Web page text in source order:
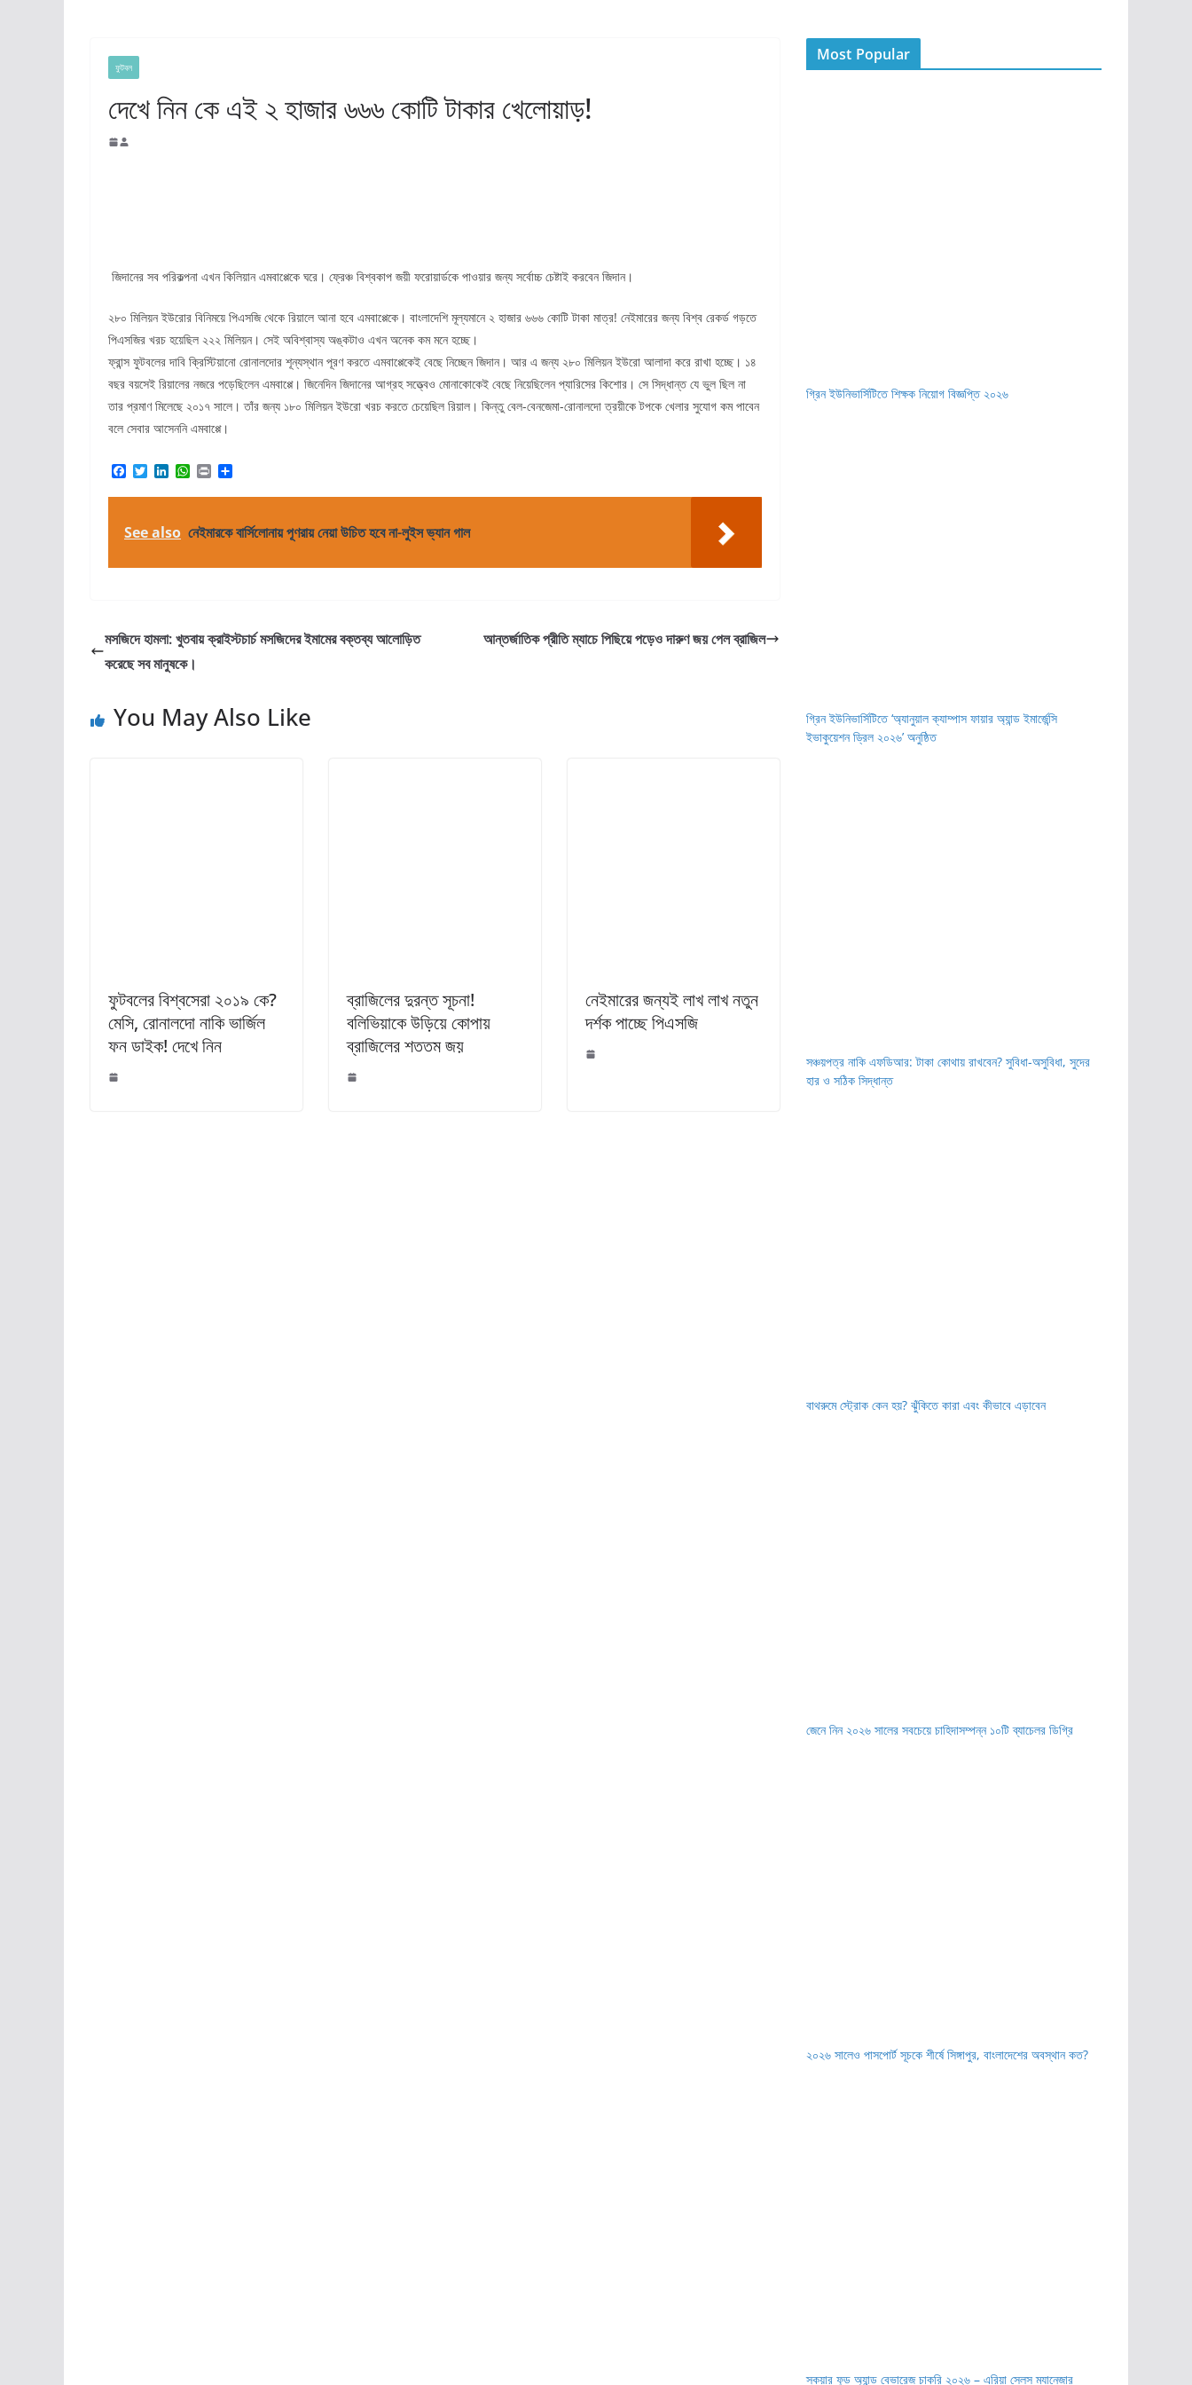
ফুটবল
দেখে নিন কে এই ২ হাজার ৬৬৬ কোটি টাকার খেলোয়াড়!
জিদানের সব পরিকল্পনা এখন কিলিয়ান এমবাপ্পেকে ঘরে। ফ্রেঞ্চ বিশ্বকাপ জয়ী ফরোয়ার্ডকে পাওয়ার জন্য সর্বোচ্চ চেষ্টাই করবেন জিদান।
২৮০ মিলিয়ন ইউরোর বিনিময়ে পিএসজি থেকে রিয়ালে আনা হবে এমবাপ্পেকে। বাংলাদেশি মূল্যমানে ২ হাজার ৬৬৬ কোটি টাকা মাত্র! নেইমারের জন্য বিশ্ব রেকর্ড গড়তে
পিএসজির খরচ হয়েছিল ২২২ মিলিয়ন। সেই অবিশ্বাস্য অঙ্কটাও এখন অনেক কম মনে হচ্ছে।
ফ্রান্স ফুটবলের দাবি ক্রিস্টিয়ানো রোনালদোর শূন্যস্থান পূরণ করতে এমবাপ্পেকেই বেছে নিচ্ছেন জিদান। আর এ জন্য ২৮০ মিলিয়ন ইউরো আলাদা করে রাখা হচ্ছে। ১৪
বছর বয়সেই রিয়ালের নজরে পড়েছিলেন এমবাপ্পে। জিনেদিন জিদানের আগ্রহ সত্ত্বেও মোনাকোকেই বেছে নিয়েছিলেন প্যারিসের কিশোর। সে সিদ্ধান্ত যে ভুল ছিল না
তার প্রমাণ মিলেছে ২০১৭ সালে। তাঁর জন্য ১৮০ মিলিয়ন ইউরো খরচ করতে চেয়েছিল রিয়াল। কিন্তু বেল-বেনজেমা-রোনালদো ত্রয়ীকে টপকে খেলার সুযোগ কম পাবেন
বলে সেবার আসেননি এমবাপ্পে।
c
b
o
k
T
i
t
e
n
e
d
n
W
a
s
A
p
P
i
t
a
e
See also নেইমারকে বার্সিলোনায় পূণরায় নেয়া উচিত হবে না-লুইস ভ্যান গাল
মসজিদে হামলা: খুতবায় ক্রাইস্টচার্চ মসজিদের ইমামের বক্তব্য আলোড়িত
করেছে সব মানুষকে।
আন্তর্জাতিক প্রীতি ম্যাচে পিছিয়ে পড়েও দারুণ জয় পেল ব্রাজিল
You May Also Like
ফুটবলের বিশ্বসেরা ২০১৯ কে?
মেসি, রোনালদো নাকি ভার্জিল
ফন ডাইক! দেখে নিন
ব্রাজিলের দুরন্ত সূচনা!
বলিভিয়াকে উড়িয়ে কোপায়
ব্রাজিলের শততম জয়
নেইমারের জন্যই লাখ লাখ নতুন
দর্শক পাচ্ছে পিএসজি
Most Popular
গ্রিন ইউনিভার্সিটিতে শিক্ষক নিয়োগ বিজ্ঞপ্তি ২০২৬
গ্রিন ইউনিভার্সিটিতে ‘অ্যানুয়াল ক্যাম্পাস ফায়ার অ্যান্ড ইমার্জেন্সি
ইভাকুয়েশন ড্রিল ২০২৬’ অনুষ্ঠিত
সঞ্চয়পত্র নাকি এফডিআর: টাকা কোথায় রাখবেন? সুবিধা-অসুবিধা, সুদের
হার ও সঠিক সিদ্ধান্ত
বাথরুমে স্ট্রোক কেন হয়? ঝুঁকিতে কারা এবং কীভাবে এড়াবেন
জেনে নিন ২০২৬ সালের সবচেয়ে চাহিদাসম্পন্ন ১০টি ব্যাচেলর ডিগ্রি
২০২৬ সালেও পাসপোর্ট সূচকে শীর্ষে সিঙ্গাপুর, বাংলাদেশের অবস্থান কত?
স্কয়ার ফুড অ্যান্ড বেভারেজ চাকরি ২০২৬ – এরিয়া সেলস ম্যানেজার